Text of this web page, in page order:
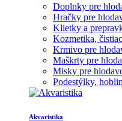
Doplnky pre
Hračky pre
Klietky a
Kozmetika,
Krmivo pre
Maškrty pre
Misky pre
Podestýlky,
Akvaristika